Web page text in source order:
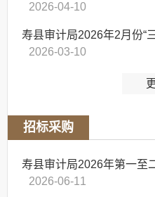
2026-04-10
寿县审计局2026年2月份“
2026-03-10
招标采购
寿县审计局2026年第一至
2026-06-11